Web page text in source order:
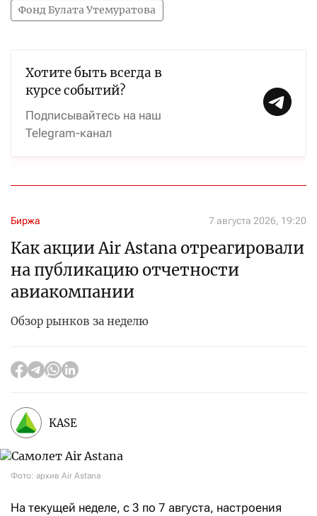
Фонд Булата Утемуратова
Хотите быть всегда в
курсе событий?
Подписывайтесь на наш
Telegram-канал
Биржа 7 августа 2026, 19:20
Как акции Air Astana отреагировали
на публикацию отчетности
авиакомпании
Обзор рынков за неделю
KASE
Фото: архив Air Astana
На текущей неделе, с 3 по 7 августа, настроения